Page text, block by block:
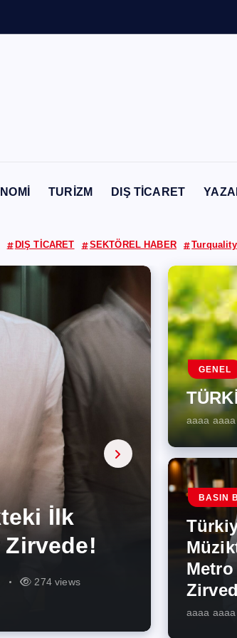
TURİZM DIŞ TİCARET
DIŞ TİCARET SEKTÖREL HABER Turquality
345 views
İlk
Zirvede!
274 views
275 views
İş
287 views
Kısa
227 views
Artması
262 views
GENEL
aaaa aaaa
BASIN
Metro
aaaa aaaa